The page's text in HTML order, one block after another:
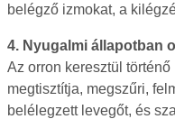
belégző izmokat, a
4. Nyugalmi állapotban
Az orron keresztül
megtisztítja, megszűri,
belélegzett levegőt, és